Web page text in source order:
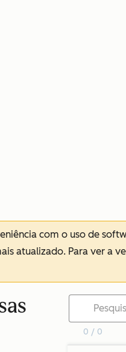
com o uso de
atualizado. Para ver a
0 / 0